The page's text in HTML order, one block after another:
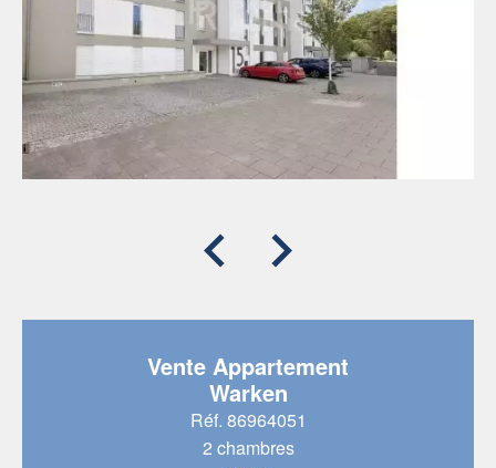
Vente Appartement
Warken
Réf. 86964051
2 chambres